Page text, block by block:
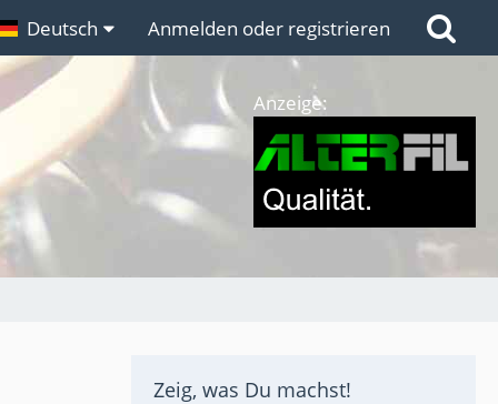
Links
Deutsch Anmelden oder registrieren
Anzeige:
Zeig, was Du machst!